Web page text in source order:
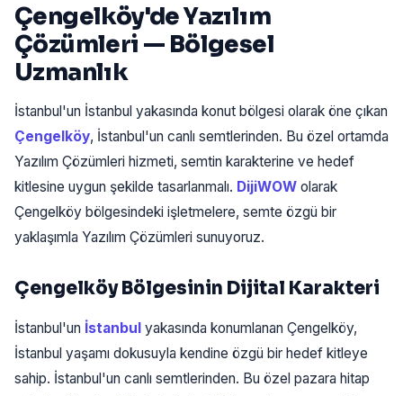
Çengelköy'de Yazılım
Çözümleri — Bölgesel
Uzmanlık
İstanbul'un İstanbul yakasında konut bölgesi olarak öne çıkan
Çengelköy, İstanbul'un canlı semtlerinden. Bu özel ortamda
Yazılım Çözümleri hizmeti, semtin karakterine ve hedef
kitlesine uygun şekilde tasarlanmalı. DijiWOW olarak
Çengelköy bölgesindeki işletmelere, semte özgü bir
yaklaşımla Yazılım Çözümleri sunuyoruz.
Çengelköy Bölgesinin Dijital Karakteri
İstanbul'un İstanbul yakasında konumlanan Çengelköy,
İstanbul yaşamı dokusuyla kendine özgü bir hedef kitleye
sahip. İstanbul'un canlı semtlerinden. Bu özel pazara hitap